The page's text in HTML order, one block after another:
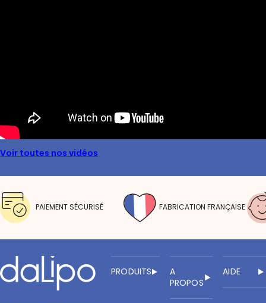
Voir toutes nos vidéos
PAIEMENT SÉCURISÉ FABRICATION FRANÇAISE
PRODUITS
A
PROPOS
AIDE